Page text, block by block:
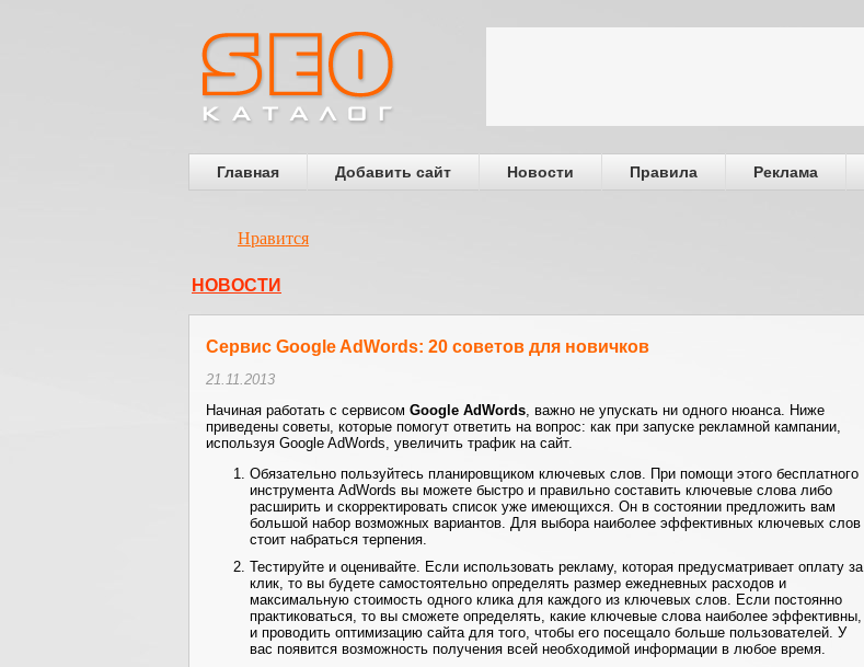
Главная Добавить сайт Новости Правила Реклама
Нравится
НОВОСТИ
Сервис Google AdWords: 20 советов для новичков
21.11.2013
Начиная работать с сервисом Google AdWords, важно не упускать ни одного нюанса. Ниже
приведены советы, которые помогут ответить на вопрос: как при запуске рекламной кампании,
используя Google AdWords, увеличить трафик на сайт.
Обязательно пользуйтесь планировщиком ключевых слов. При помощи этого бесплатного
инструмента AdWords вы можете быстро и правильно составить ключевые слова либо
расширить и скорректировать список уже имеющихся. Он в состоянии предложить вам
большой набор возможных вариантов. Для выбора наиболее эффективных ключевых слов
стоит набраться терпения.
Тестируйте и оценивайте. Если использовать рекламу, которая предусматривает оплату за
клик, то вы будете самостоятельно определять размер ежедневных расходов и
максимальную стоимость одного клика для каждого из ключевых слов. Если постоянно
практиковаться, то вы сможете определять, какие ключевые слова наиболее эффективны,
и проводить оптимизацию сайта для того, чтобы его посещало больше пользователей. У
вас появится возможность получения всей необходимой информации в любое время.